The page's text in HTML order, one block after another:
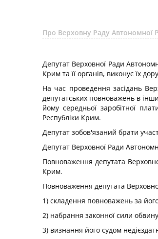
Про Верховну Раду Автономної
Депутат Верховної Ради
Крим та її органів, виконує їх
На час проведення засідань
депутатських повноважень в
йому середньої заробітної
Республіки Крим.
Депутат зобов'язаний брати
Депутат Верховної Ради
Повноваження депутата
Крим.
Повноваження депутата
1) складення повноважень за
2) набрання законної сили
3) визнання його судом